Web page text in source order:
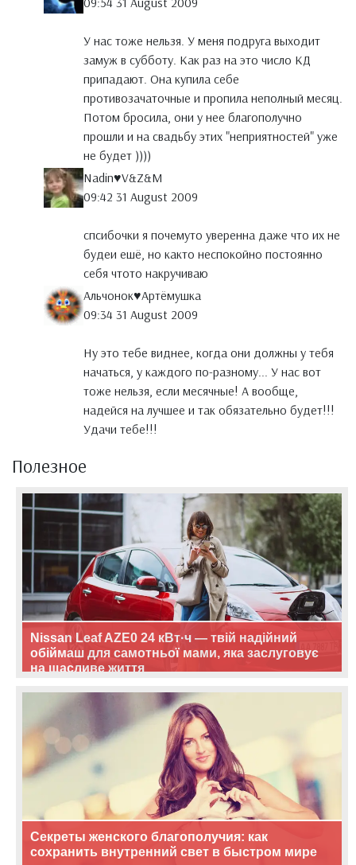
У нас тоже нельзя. У меня подруга выходит
замуж в субботу. Как раз на это число КД
припадают. Она купила себе
противозачаточные и пропила неполный месяц.
Потом бросила, они у нее благополучно
прошли и на свадьбу этих "неприятностей" уже
не будет ))))
Nadin♥V&Z&M
09:42 31 August 2009
спсибочки я почемуто уверенна даже что их не
будеи ешё, но както неспокойно постоянно
себя чтото накручиваю
Альчонок♥Артёмушка
09:34 31 August 2009
Ну это тебе виднее, когда они должны у тебя
начаться, у каждого по-разному... У нас вот
тоже нельзя, если месячные! А вообще,
надейся на лучшее и так обязательно будет!!!
Удачи тебе!!!
Полезное
Nissan Leaf AZE0 24 кВт·ч — твій надійний
обіймаш для самотньої мами, яка заслуговує
на щасливе життя
Секреты женского благополучия: как
сохранить внутренний свет в быстром мире